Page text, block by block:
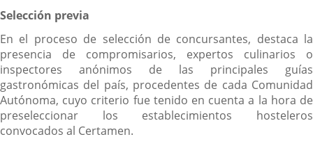
Selección previa
En el proceso de selección de concursantes, destaca la
presencia de compromisarios, expertos culinarios o
inspectores anónimos de las principales guías
gastronómicas del país, procedentes de cada Comunidad
Autónoma, cuyo criterio fue tenido en cuenta a la hora de
preseleccionar los establecimientos hosteleros
convocados al Certamen.